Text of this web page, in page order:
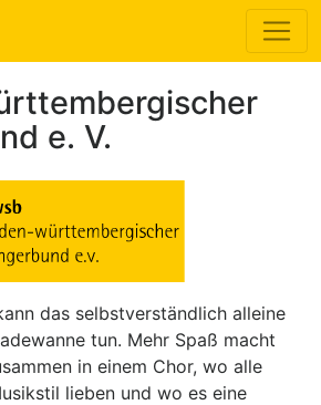
e. V.
das selbstverständlich alleine
tun. Mehr Spaß macht
in einem Chor, wo alle
lieben und wo es eine